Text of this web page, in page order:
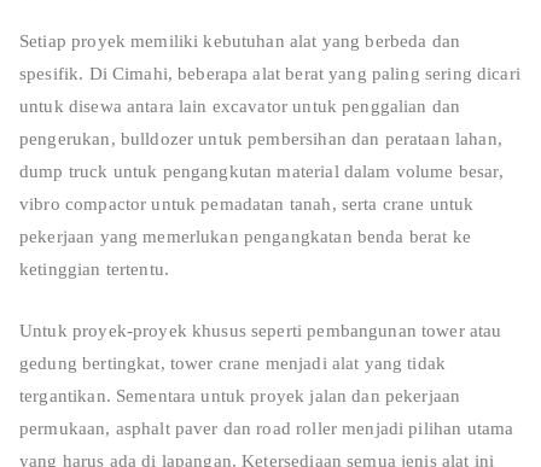
Setiap proyek memiliki kebutuhan alat yang berbeda dan
spesifik. Di Cimahi, beberapa alat berat yang paling sering dicari
untuk disewa antara lain excavator untuk penggalian dan
pengerukan, bulldozer untuk pembersihan dan perataan lahan,
dump truck untuk pengangkutan material dalam volume besar,
vibro compactor untuk pemadatan tanah, serta crane untuk
pekerjaan yang memerlukan pengangkatan benda berat ke
ketinggian tertentu.
Untuk proyek-proyek khusus seperti pembangunan tower atau
gedung bertingkat, tower crane menjadi alat yang tidak
tergantikan. Sementara untuk proyek jalan dan pekerjaan
permukaan, asphalt paver dan road roller menjadi pilihan utama
yang harus ada di lapangan. Ketersediaan semua jenis alat ini